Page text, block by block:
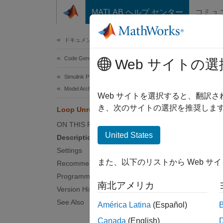
コンテンツへスキップ
MATLAB ヘルプ センター コミュ
ドキュメンテーションのホーム
Code Generation
Simulink PLC Coder
Model Architecture and Design
Loop Unrolling Threshold
ON THIS PAGE
Description
Settings
Recommended Settings
Programmatic Use
Version History
See Also
The
Web サイトの選
Web サイトを選択すると、翻訳
き、次のサイトの選択を推奨しま
United States
また、以下のリストから Web サ
南北アメリカ
América Latina (Español)
Canada (English)